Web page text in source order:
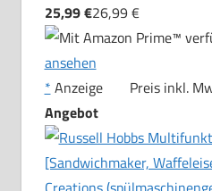
25,99 €26,99 €
ansehen
* Anzeige
Preis inkl.
Angebot